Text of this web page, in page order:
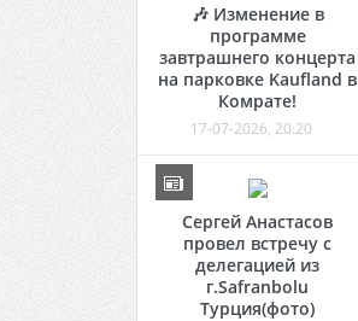
🎶 Изменение в
программе
завтрашнего концерта
на парковке Kaufland в
Комрате!
17-07-2026, 20:20
Сергей Анастасов
провел встречу с
делегацией из
г.Safranbolu
Турция(фото)